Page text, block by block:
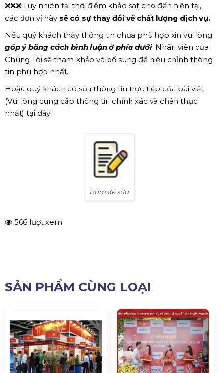
❌❌❌ Tuy nhiên tại thời điểm khảo sát cho đến hiện tại,
các đơn vị này sẽ có sự thay đổi về chất lượng dịch vụ.
Nếu quý khách thấy thông tin chưa phù hợp xin vui lòng
góp ý bằng cách bình luận ở phía dưới. Nhân viên của
Chúng Tôi sẽ tham khảo và bổ sung để hiệu chỉnh thông
tin phù hợp nhất.
Hoặc quý khách có sửa thông tin trực tiếp của bài viết
(Vui lòng cung cấp thông tin chính xác và chân thực
nhất) tại đây:
Bấm để sửa
566 lượt xem
SẢN PHẨM CÙNG LOẠI